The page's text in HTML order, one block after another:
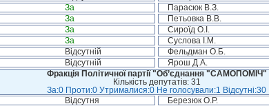
За Парасюк В.З.
За Петьовка В.В.
За Сироїд О.І.
За Суслова І.М.
Відсутній Фельдман О.Б.
Відсутній Ярош Д.А.
Фракція Політичної партії "Об’єднання "САМОПОМІЧ"
Кількість депутатів: 31
За:0 Проти:0 Утрималися:0 Не голосували:1 Відсутні:30
Відсутня Березюк О.Р.